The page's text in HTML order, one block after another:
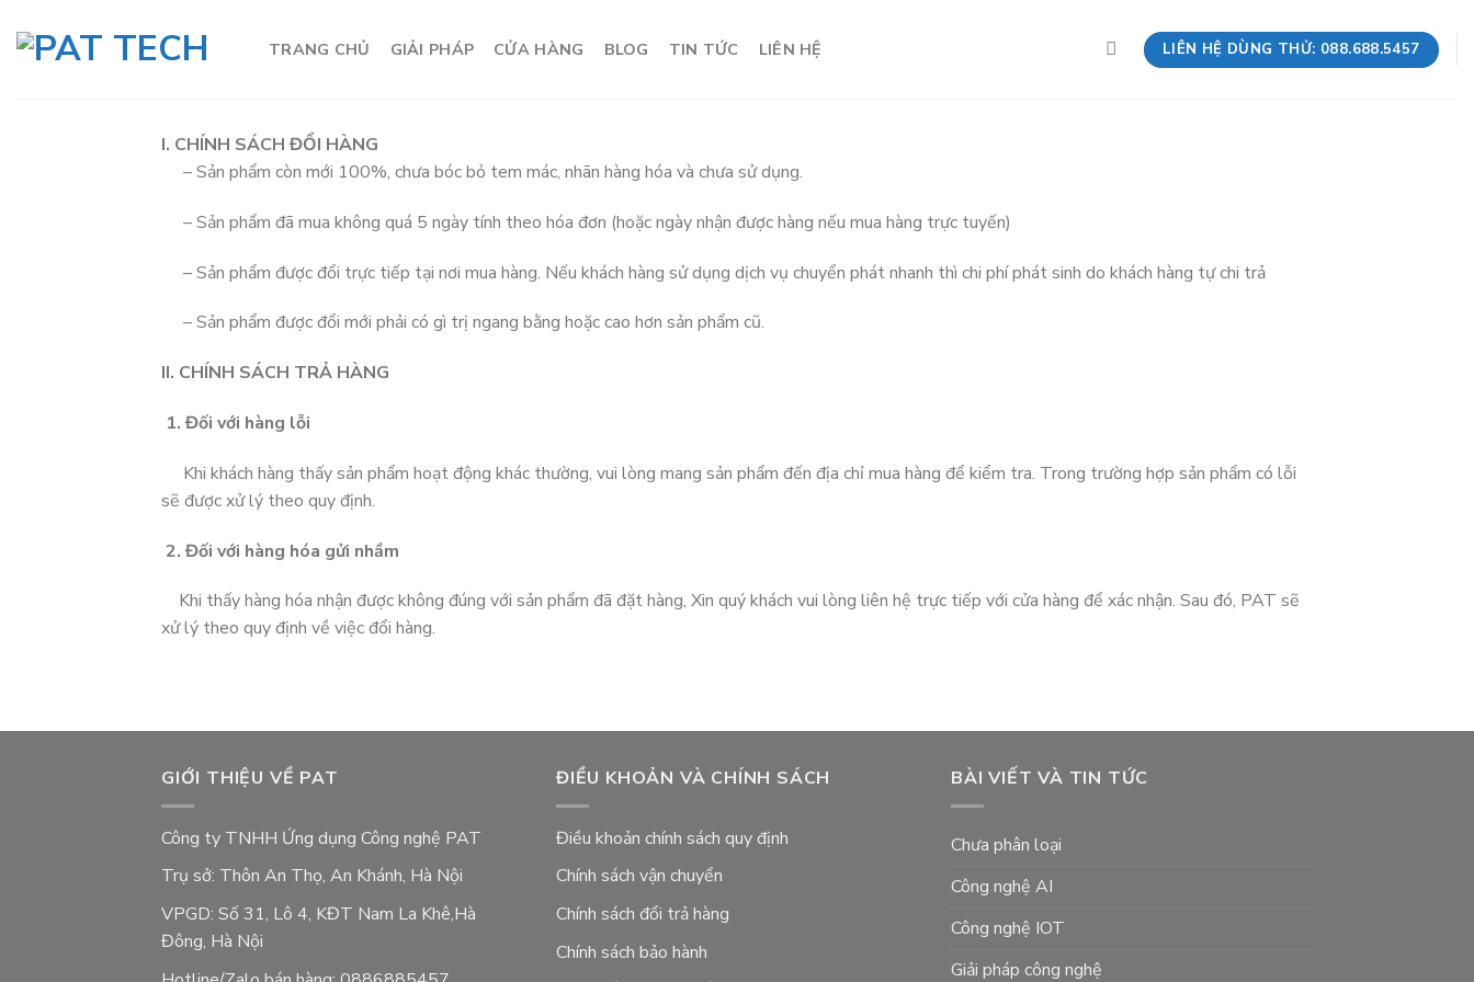
content
TRANG CHỦ GIẢI PHÁP CỬA HÀNG BLOG TIN TỨC LIÊN HỆ LIÊN HỆ DÙNG THỬ: 088.688.5457
I. CHÍNH SÁCH ĐỔI HÀNG
– Sản phẩm còn mới 100%, chưa bóc bỏ tem mác, nhãn hàng hóa và chưa sử dụng.
– Sản phẩm đã mua không quá 5 ngày tính theo hóa đơn (hoặc ngày nhận được hàng nếu mua hàng trực tuyến)
– Sản phẩm được đổi trực tiếp tại nơi mua hàng. Nếu khách hàng sử dụng dịch vụ chuyển phát nhanh thì chi phí phát sinh do khách hàng tự chi trả
– Sản phẩm được đổi mới phải có gì trị ngang bằng hoặc cao hơn sản phẩm cũ.
II. CHÍNH SÁCH TRẢ HÀNG
1. Đối với hàng lỗi
Khi khách hàng thấy sản phẩm hoạt động khác thường, vui lòng mang sản phẩm đến địa chỉ mua hàng để kiểm tra. Trong trường hợp sản phẩm có lỗi
sẽ được xử lý theo quy định.
2. Đối với hàng hóa gửi nhầm
Khi thấy hàng hóa nhận được không đúng với sản phẩm đã đặt hàng, Xin quý khách vui lòng liên hệ trực tiếp với cửa hàng để xác nhận. Sau đó, PAT sẽ
xử lý theo quy định về việc đổi hàng.
GIỚI THIỆU VỀ PAT
Công ty TNHH Ứng dụng Công nghệ PAT
Trụ sở: Thôn An Thọ, An Khánh, Hà Nội
VPGD: Số 31, Lô 4, KĐT Nam La Khê,Hà
Đông, Hà Nội
ĐIỀU KHOẢN VÀ CHÍNH SÁCH
Điều khoản chính sách quy định
Chính sách vận chuyển
Chính sách đổi trả hàng
Chính sách bảo hành
BÀI VIẾT VÀ TIN TỨC
Chưa phân loại
Công nghệ AI
Công nghệ IOT
Giải pháp công nghệ